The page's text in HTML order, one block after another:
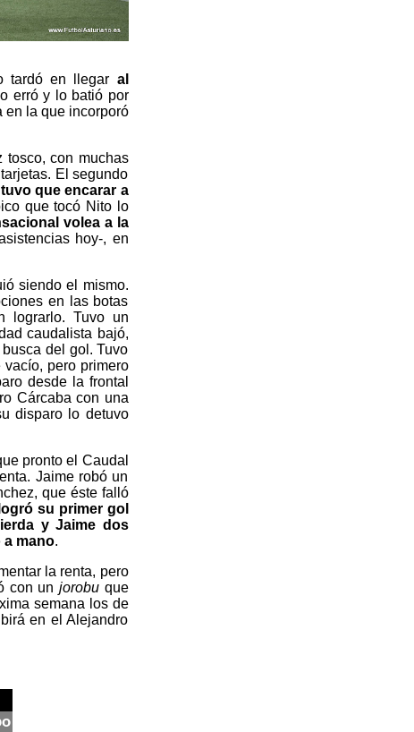
tardó en llegar al
erró y lo batió por
en la que incorporó
con muchas
El segundo
que encarar a
que tocó Nito lo
volea a la
hoy-, en
siendo el mismo.
en las botas
lograrlo. Tuvo un
caudalista bajó,
del gol. Tuvo
pero primero
desde la frontal
Cárcaba con una
disparo lo detuvo
pronto el Caudal
Jaime robó un
que éste falló
su primer gol
y Jaime dos
a mano.
la renta, pero
con un jorobuque
semana los de
en el Alejandro